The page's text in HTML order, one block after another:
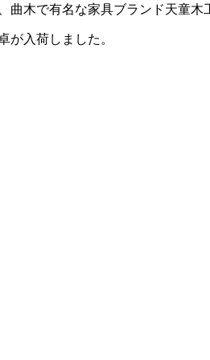
曲木で有名な家具ブランド天童木
が入荷しました。